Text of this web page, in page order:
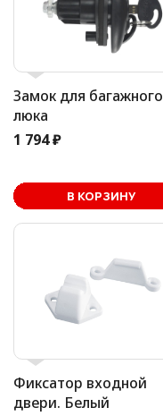
Замок для багажного
люка
1 794 ₽
В КОРЗИНУ
В корзине
Фиксатор входной
двери. Белый